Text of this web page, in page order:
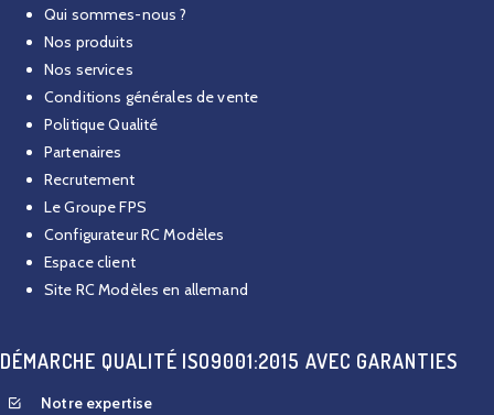
Qui sommes-nous ?
Nos produits
Nos services
Conditions générales de vente
Politique Qualité
Partenaires
Recrutement
Le Groupe FPS
Configurateur RC Modèles
Espace client
Site RC Modèles en allemand
DÉMARCHE QUALITÉ ISO9001:2015 AVEC GARANTIES
Notre expertise